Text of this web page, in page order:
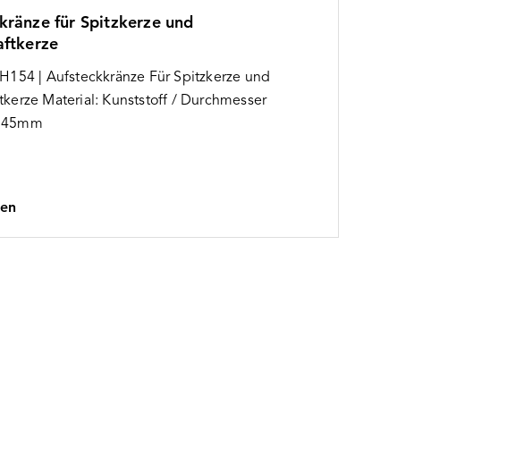
für Spitzkerze und
| Aufsteckkränze Für Spitzkerze und
/ Durchmesser